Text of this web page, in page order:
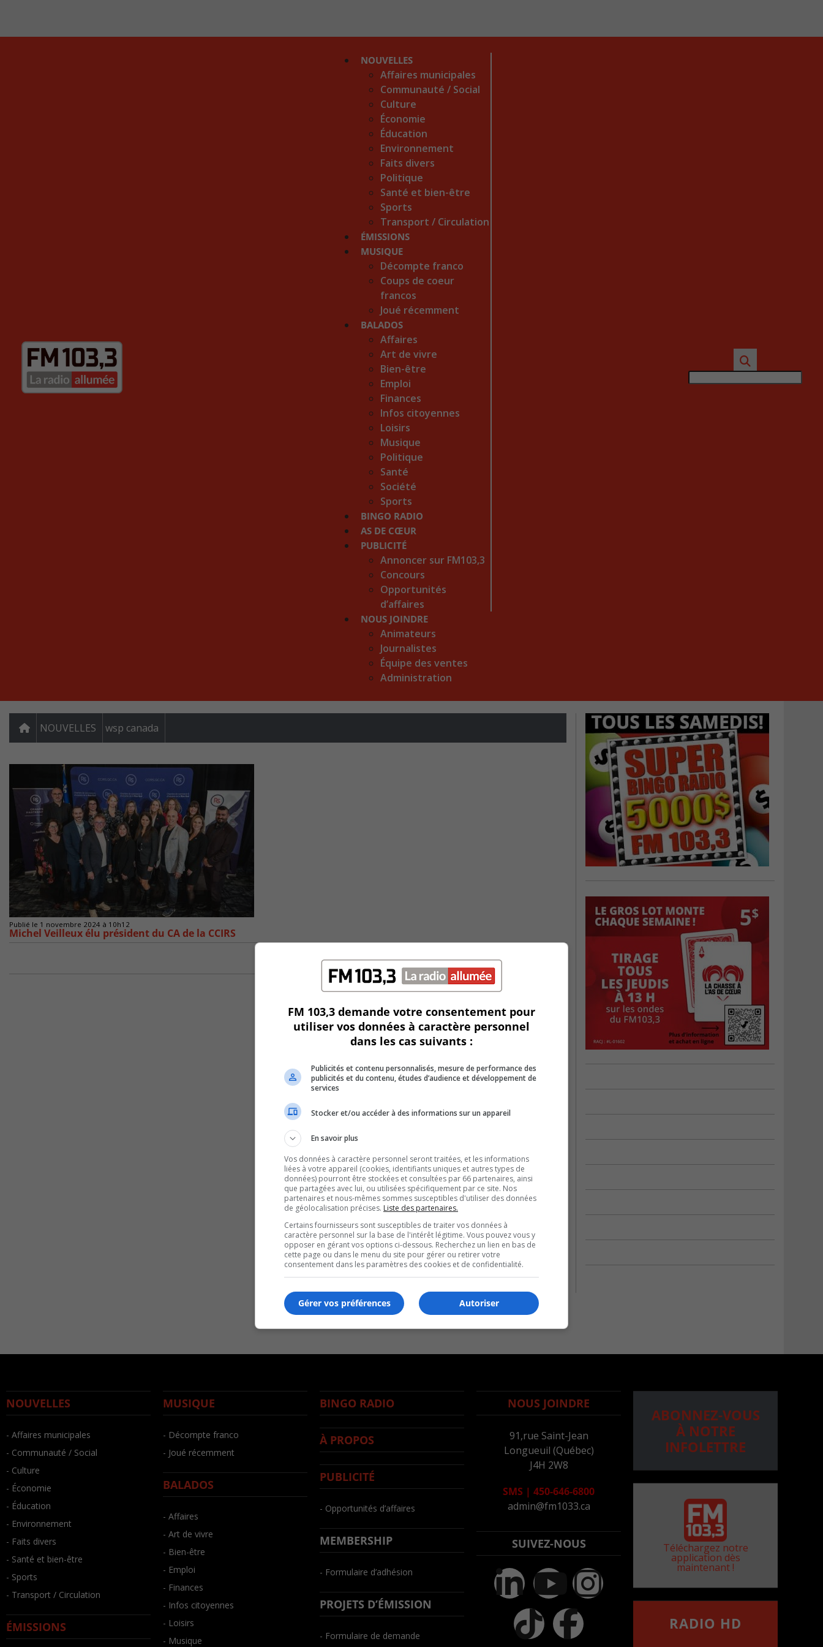
NOUVELLES
Affaires municipales
Communauté / Social
Culture
Économie
Éducation
Environnement
Faits divers
Politique
Santé et bien-être
Sports
Transport / Circulation
ÉMISSIONS
MUSIQUE
Décompte franco
Coups de coeur
francos
Joué récemment
BALADOS
Affaires
Art de vivre
Bien-être
Emploi
Finances
Infos citoyennes
Loisirs
Musique
Politique
Santé
Société
Sports
BINGO RADIO
AS DE CŒUR
PUBLICITÉ
Annoncer sur FM103,3
Concours
Opportunités
d’affaires
NOUS JOINDRE
Animateurs
Journalistes
Équipe des ventes
Administration
NOUVELLES wsp canada
Publié le 1 novembre 2024 à 10h12
Michel Veilleux élu président du CA de la CCIRS
NOUVELLES
- Affaires municipales
- Communauté / Social
- Culture
- Économie
- Éducation
- Environnement
- Faits divers
- Santé et bien-être
- Sports
- Transport / Circulation
ÉMISSIONS
MUSIQUE
- Décompte franco
- Joué récemment
BALADOS
- Affaires
- Art de vivre
- Bien-être
- Emploi
- Finances
- Infos citoyennes
- Loisirs
- Musique
BINGO RADIO
À PROPOS
PUBLICITÉ
- Opportunités d’affaires
MEMBERSHIP
- Formulaire d’adhésion
PROJETS D’ÉMISSION
- Formulaire de demande
NOUS JOINDRE
91,rue Saint-Jean
Longueuil (Québec)
J4H 2W8
SMS | 450-646-6800
admin@fm1033.ca
SUIVEZ-NOUS
ABONNEZ-VOUS
À NOTRE
INFOLETTRE
Téléchargez notre
application dès
maintenant !
RADIO HD
FM 103,3 demande votre consentement pour
utiliser vos données à caractère personnel
dans les cas suivants :
Publicités et contenu personnalisés, mesure de performance des
publicités et du contenu, études d’audience et développement de
services
Stocker et/ou accéder à des informations sur un appareil
En savoir plus
Vos données à caractère personnel seront traitées, et les informations
liées à votre appareil (cookies, identifiants uniques et autres types de
données) pourront être stockées et consultées par 66 partenaires, ainsi
que partagées avec lui, ou utilisées spécifiquement par ce site. Nos
partenaires et nous-mêmes sommes susceptibles d'utiliser des données
de géolocalisation précises. Liste des partenaires.
Certains fournisseurs sont susceptibles de traiter vos données à
caractère personnel sur la base de l'intérêt légitime. Vous pouvez vous y
opposer en gérant vos options ci-dessous. Recherchez un lien en bas de
cette page ou dans le menu du site pour gérer ou retirer votre
consentement dans les paramètres des cookies et de confidentialité.
Autoriser
Gérer vos préférences